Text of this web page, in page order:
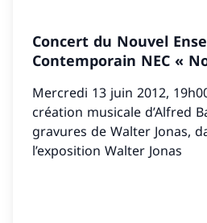
Concert du Nouvel
Contemporain NEC «
Mercredi 13 juin 2012,
création musicale d’Alfred
gravures de Walter Jonas,
l’exposition Walter Jonas